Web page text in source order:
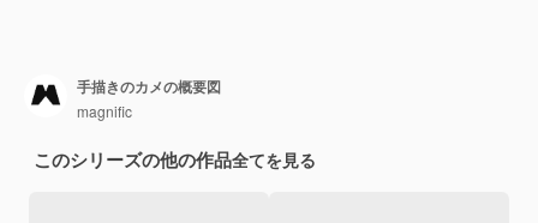
手描きのカメの概要図
magnific
このシリーズの他の作品全てを見る